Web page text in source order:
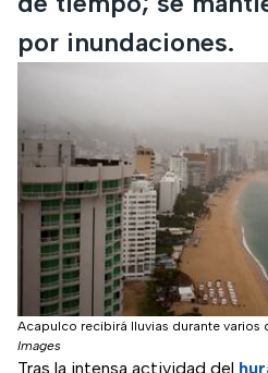
por inundaciones.
Acapulco recibirá lluvias durante varios
Images
Tras la intensa actividad del